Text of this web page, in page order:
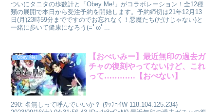
ついにタニタの歩数計と「Obey Me!」がコラボレーション！全12種
類の展開で本日から受注予約を開始します。予約締切は21年12月13
日(月)23時59分までですのでお忘れなく！悪魔たち(だけじゃない)と
一緒に歩いて健康になろう(=ﾟωﾟ...
Obey Me!
【おべいみー】最近無印の過去ガ
チャの復刻やってないけど、これ
って…………【おべない】
290: 名無しって呼んでいいか？ (ﾜｯﾁｮｲW 118.104.125.234)